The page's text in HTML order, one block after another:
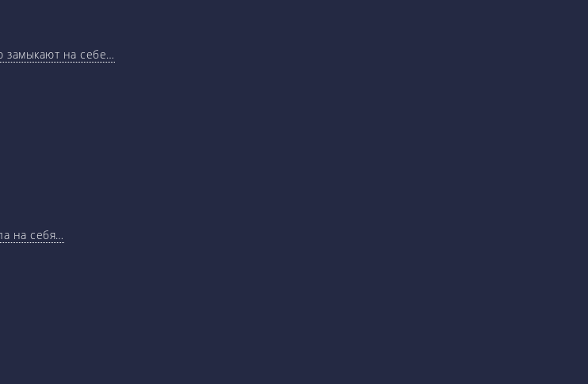
замыкают на себе…
на себя…